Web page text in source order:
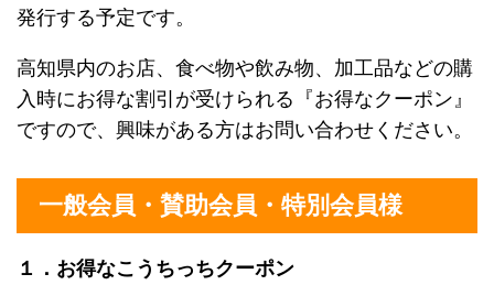
発行する予定です。
高知県内のお店、食べ物や飲み物、加工品などの購
入時にお得な割引が受けられる『お得なクーポン』
ですので、興味がある方はお問い合わせください。
一般会員・賛助会員・特別会員様
１．お得なこうちっちクーポン